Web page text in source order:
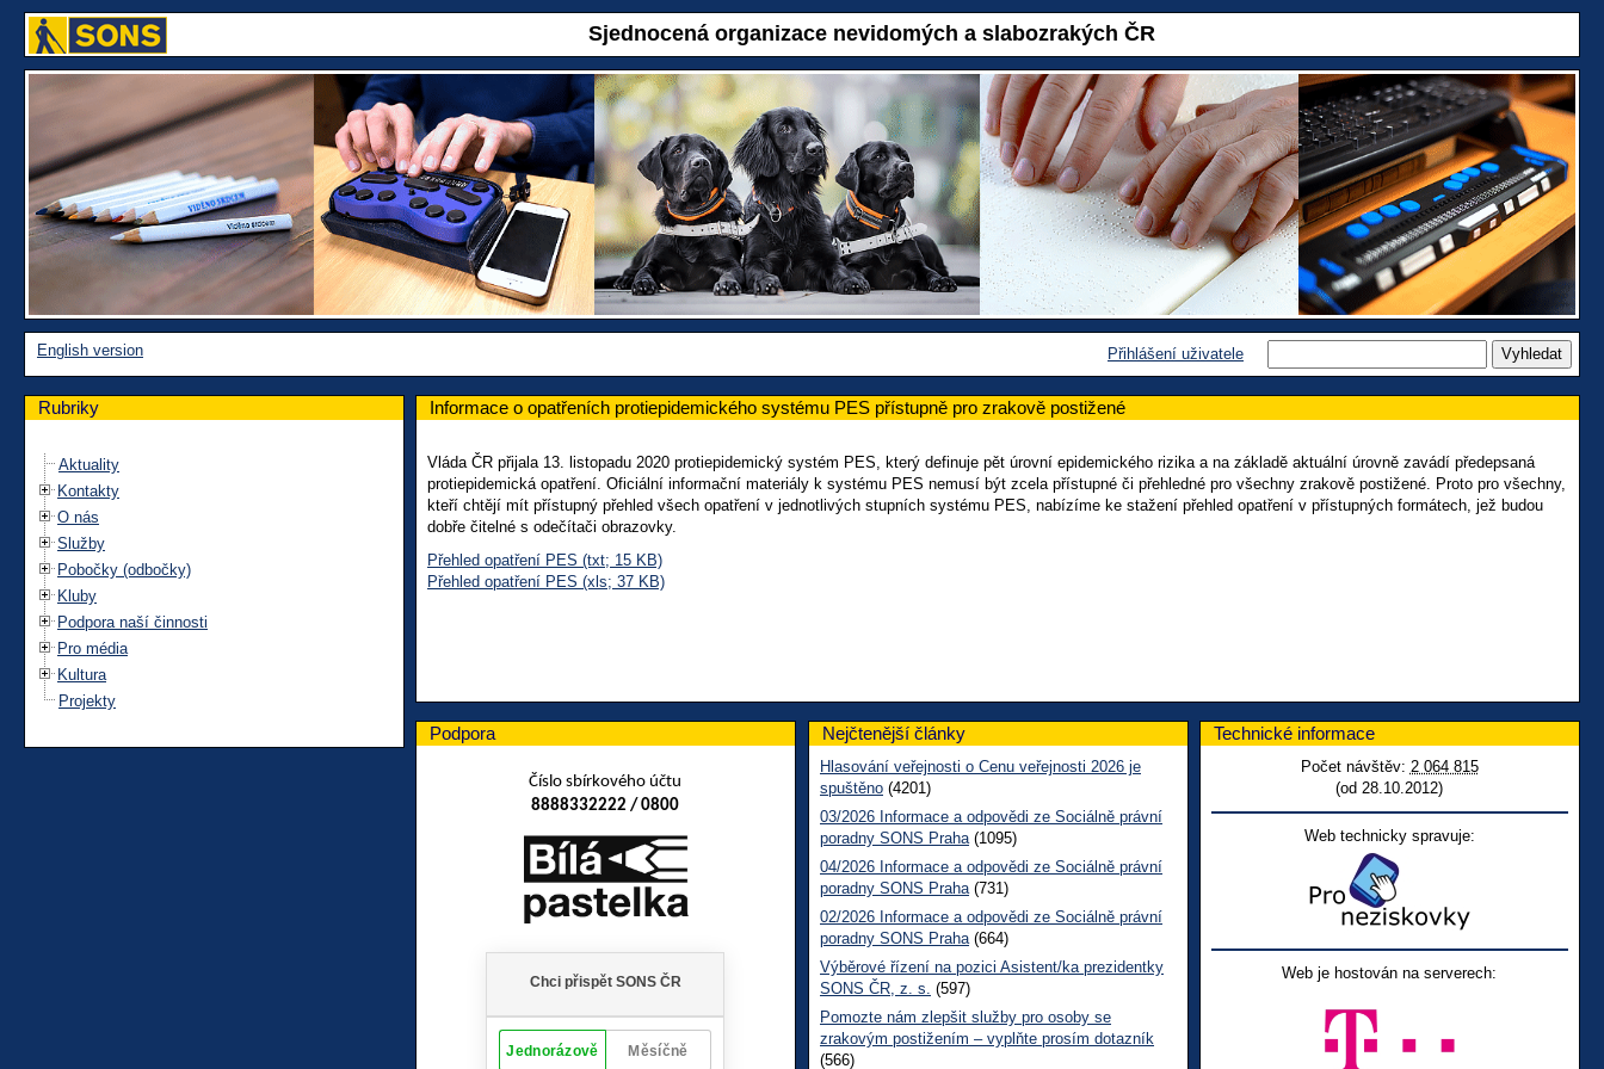
Sjednocená organizace nevidomých a slabozrakých ČR
English version Přihlášení uživatele
Rubriky
Aktuality
Kontakty
O nás
Služby
Pobočky (odbočky)
Kluby
Podpora naší činnosti
Pro média
Kultura
Projekty
Informace o opatřeních protiepidemického systému PES přístupně pro zrakově postižené
Vláda ČR přijala 13. listopadu 2020 protiepidemický systém PES, který definuje pět úrovní epidemického rizika a na základě aktuální úrovně zavádí předepsaná
protiepidemická opatření. Oficiální informační materiály k systému PES nemusí být zcela přístupné či přehledné pro všechny zrakově postižené. Proto pro všechny,
kteří chtějí mít přístupný přehled všech opatření v jednotlivých stupních systému PES, nabízíme ke stažení přehled opatření v přístupných formátech, jež budou
dobře čitelné s odečítači obrazovky.
Přehled opatření PES (txt; 15 KB)
Přehled opatření PES (xls; 37 KB)
Podpora
Číslo sbírkového účtu
8888332222 / 0800
Nejčtenější články
Hlasování veřejnosti o Cenu veřejnosti 2026 je
spuštěno (4201)
03/2026 Informace a odpovědi ze Sociálně právní
poradny SONS Praha (1095)
04/2026 Informace a odpovědi ze Sociálně právní
poradny SONS Praha (731)
02/2026 Informace a odpovědi ze Sociálně právní
poradny SONS Praha (664)
Výběrové řízení na pozici Asistent/ka prezidentky
SONS ČR, z. s. (597)
Pomozte nám zlepšit služby pro osoby se
zrakovým postižením – vyplňte prosím dotazník
(566)
Technické informace
Počet návštěv: 2 064 815
(od 28.10.2012)
Web technicky spravuje:
Web je hostován na serverech: